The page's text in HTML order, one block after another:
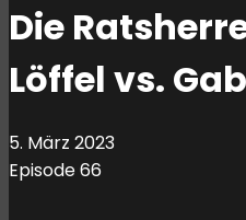
Die
Löffel vs.
5. März 2023
Episode 66